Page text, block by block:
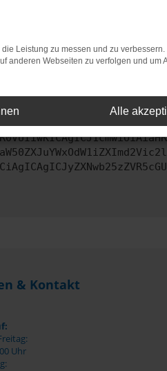
Funktionen nicht mehr
Problem zu beheben. Du
& Kontakt
Uhr
Leistung zu messen und zu
anderen Webseiten zu verfolgen und um
Alle